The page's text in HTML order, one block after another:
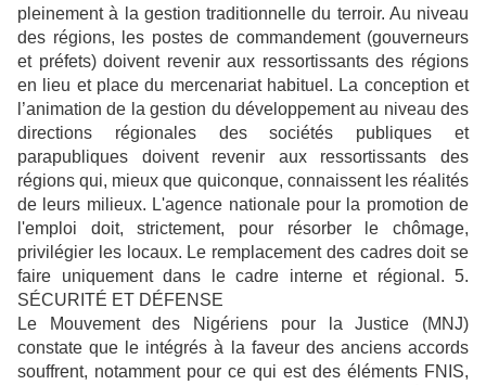
pleinement à la gestion traditionnelle du terroir. Au niveau
des régions, les postes de commandement (gouverneurs
et préfets) doivent revenir aux ressortissants des régions
en lieu et place du mercenariat habituel. La conception et
l’animation de la gestion du développement au niveau des
directions régionales des sociétés publiques et
parapubliques doivent revenir aux ressortissants des
régions qui, mieux que quiconque, connaissent les réalités
de leurs milieux. L'agence nationale pour la promotion de
l'emploi doit, strictement, pour résorber le chômage,
privilégier les locaux. Le remplacement des cadres doit se
faire uniquement dans le cadre interne et régional. 5.
SÉCURITÉ ET DÉFENSE
Le Mouvement des Nigériens pour la Justice (MNJ)
constate que le intégrés à la faveur des anciens accords
souffrent, notamment pour ce qui est des éléments FNIS,